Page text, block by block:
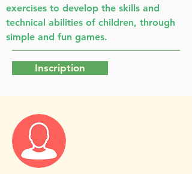
exercises to develop the skills and
technical abilities of children, through
simple and fun games.
Inscription